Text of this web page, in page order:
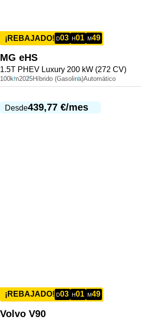
¡REBAJADO! D03 H01 M49
MG eHS
1.5T PHEV Luxury 200 kW (272 CV)
100km2025Híbrido (Gasolina)Automático
Desde439,77 €/mes
¡REBAJADO! D03 H01 M49
Volvo V90